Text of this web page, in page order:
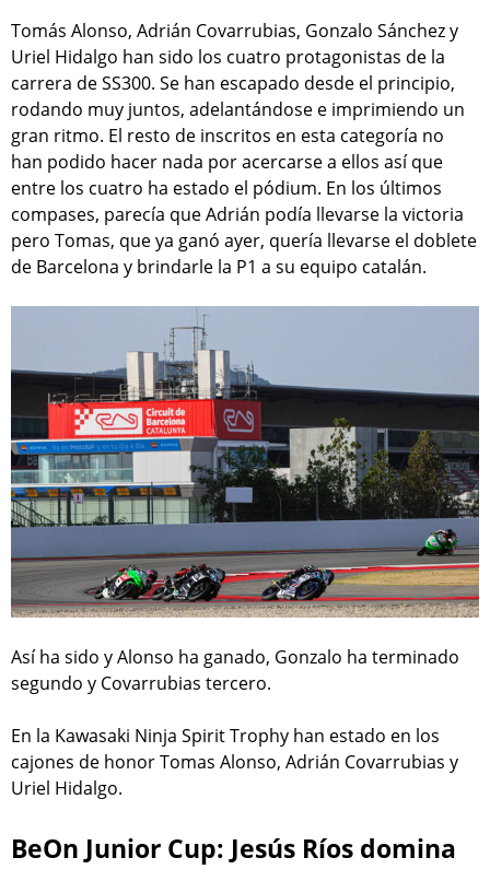
Tomás Alonso, Adrián Covarrubias, Gonzalo Sánchez y
Uriel Hidalgo han sido los cuatro protagonistas de la
carrera de SS300. Se han escapado desde el principio,
rodando muy juntos, adelantándose e imprimiendo un
gran ritmo. El resto de inscritos en esta categoría no
han podido hacer nada por acercarse a ellos así que
entre los cuatro ha estado el pódium. En los últimos
compases, parecía que Adrián podía llevarse la victoria
pero Tomas, que ya ganó ayer, quería llevarse el doblete
de Barcelona y brindarle la P1 a su equipo catalán.
Así ha sido y Alonso ha ganado, Gonzalo ha terminado
segundo y Covarrubias tercero.
En la Kawasaki Ninja Spirit Trophy han estado en los
cajones de honor Tomas Alonso, Adrián Covarrubias y
Uriel Hidalgo.
BeOn Junior Cup: Jesús Ríos domina